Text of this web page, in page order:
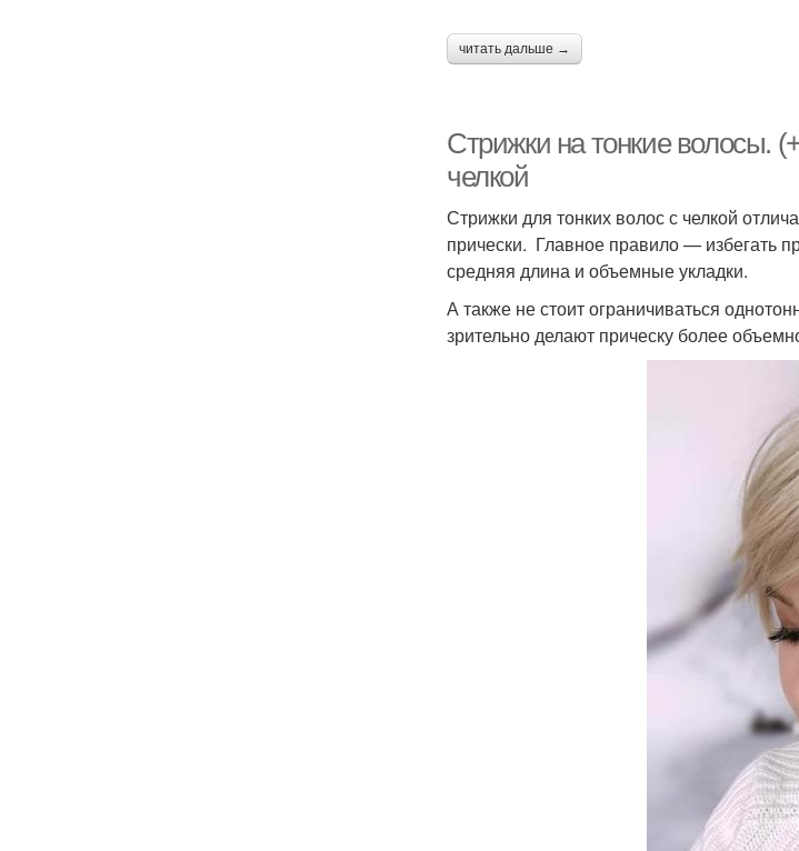
читать дальше →
Стрижки на тонкие волосы.
челкой
Стрижки для тонких волос с челкой
прически. ‍ Главное правило — избегать
средняя длина и объемные укладки.
А также не стоит ограничиваться
зрительно делают прическу более